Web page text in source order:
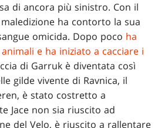
di ancora più sinistro. Con il
ha contorto la sua
omicida. Dopo poco ha
e ha iniziato a cacciare i
di Garruk è diventata così
gilde vivente di Ravnica, il
è stato costretto a
Jace non sia riuscito ad
del Velo, è riuscito a rallentare